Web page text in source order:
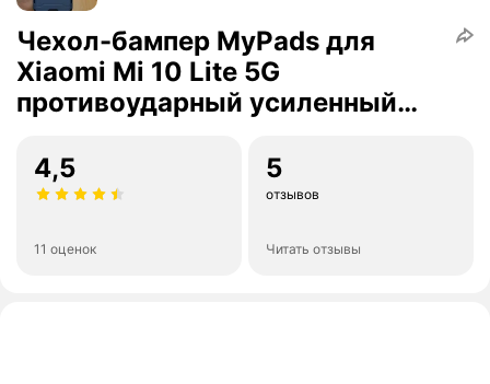
Чехол-бампер MyPads для
Xiaomi Mi 10 Lite 5G
противоударный усиленный
4,5
11 оценок
5
отзывов
Читать отзывы